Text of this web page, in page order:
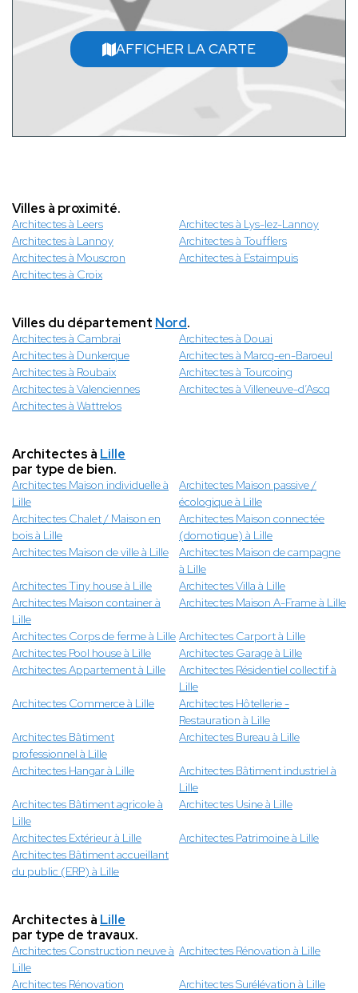
AFFICHER LA CARTE
Villes à proximité.
Architectes à Leers
Architectes à Lys-lez-Lannoy
Architectes à Lannoy
Architectes à Toufflers
Architectes à Mouscron
Architectes à Estaimpuis
Architectes à Croix
Villes du département Nord.
Architectes à Cambrai
Architectes à Douai
Architectes à Dunkerque
Architectes à Marcq-en-Baroeul
Architectes à Roubaix
Architectes à Tourcoing
Architectes à Valenciennes
Architectes à Villeneuve-d’Ascq
Architectes à Wattrelos
Architectes à Lille
par type de bien.
Architectes Maison individuelle à
Lille
Architectes Maison passive /
écologique à Lille
Architectes Chalet / Maison en
bois à Lille
Architectes Maison connectée
(domotique) à Lille
Architectes Maison de ville à Lille
Architectes Maison de campagne
à Lille
Architectes Tiny house à Lille
Architectes Villa à Lille
Architectes Maison container à
Lille
Architectes Maison A-Frame à Lille
Architectes Corps de ferme à Lille Architectes Carport à Lille
Architectes Pool house à Lille
Architectes Garage à Lille
Architectes Appartement à Lille
Architectes Résidentiel collectif à
Lille
Architectes Commerce à Lille
Architectes Hôtellerie -
Restauration à Lille
Architectes Bâtiment
professionnel à Lille
Architectes Bureau à Lille
Architectes Hangar à Lille
Architectes Bâtiment industriel à
Lille
Architectes Bâtiment agricole à
Lille
Architectes Usine à Lille
Architectes Extérieur à Lille
Architectes Patrimoine à Lille
Architectes Bâtiment accueillant
du public (ERP) à Lille
Architectes à Lille
par type de travaux.
Architectes Construction neuve à
Lille
Architectes Rénovation à Lille
Architectes Rénovation
Architectes Surélévation à Lille